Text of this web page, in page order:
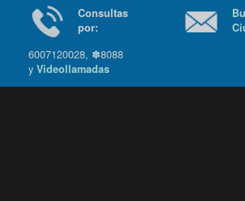
Consultas
por:
6007120028, ✽8088
yVideollamadas